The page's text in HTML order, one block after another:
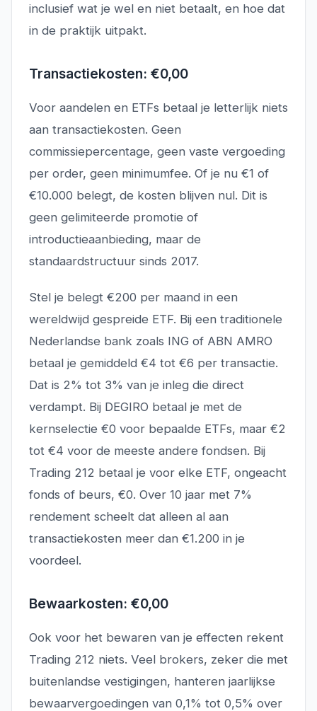
inclusief wat je wel en niet betaalt, en hoe dat
in de praktijk uitpakt.
Transactiekosten: €0,00
Voor aandelen en ETFs betaal je letterlijk niets
aan transactiekosten. Geen
commissiepercentage, geen vaste vergoeding
per order, geen minimumfee. Of je nu €1 of
€10.000 belegt, de kosten blijven nul. Dit is
geen gelimiteerde promotie of
introductieaanbieding, maar de
standaardstructuur sinds 2017.
Stel je belegt €200 per maand in een
wereldwijd gespreide ETF. Bij een traditionele
Nederlandse bank zoals ING of ABN AMRO
betaal je gemiddeld €4 tot €6 per transactie.
Dat is 2% tot 3% van je inleg die direct
verdampt. Bij DEGIRO betaal je met de
kernselectie €0 voor bepaalde ETFs, maar €2
tot €4 voor de meeste andere fondsen. Bij
Trading 212 betaal je voor elke ETF, ongeacht
fonds of beurs, €0. Over 10 jaar met 7%
rendement scheelt dat alleen al aan
transactiekosten meer dan €1.200 in je
voordeel.
Bewaarkosten: €0,00
Ook voor het bewaren van je effecten rekent
Trading 212 niets. Veel brokers, zeker die met
buitenlandse vestigingen, hanteren jaarlijkse
bewaarvergoedingen van 0,1% tot 0,5% over